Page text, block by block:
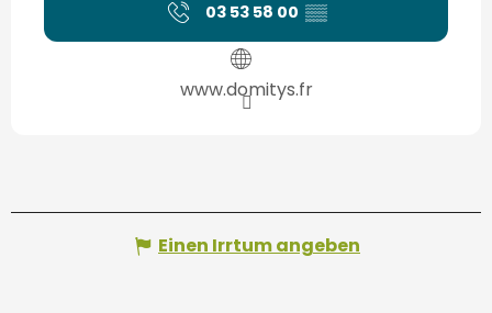
03 53 58 00 ▒▒
www.domitys.fr
Einen Irrtum angeben